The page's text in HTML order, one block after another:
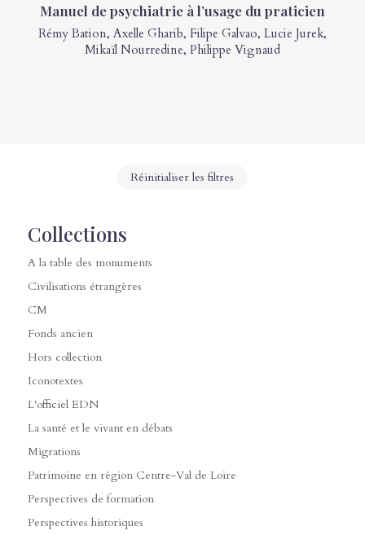
Manuel de psychiatrie à l’usage du praticien
Rémy Bation, Axelle Gharib, Filipe Galvao, Lucie Jurek,
Mikaïl Nourredine, Philippe Vignaud
Réinitialiser les filtres
Collections
A la table des monuments
Civilisations étrangères
CM
Fonds ancien
Hors collection
Iconotextes
L'officiel EDN
La santé et le vivant en débats
Migrations
Patrimoine en région Centre-Val de Loire
Perspectives de formation
Perspectives historiques